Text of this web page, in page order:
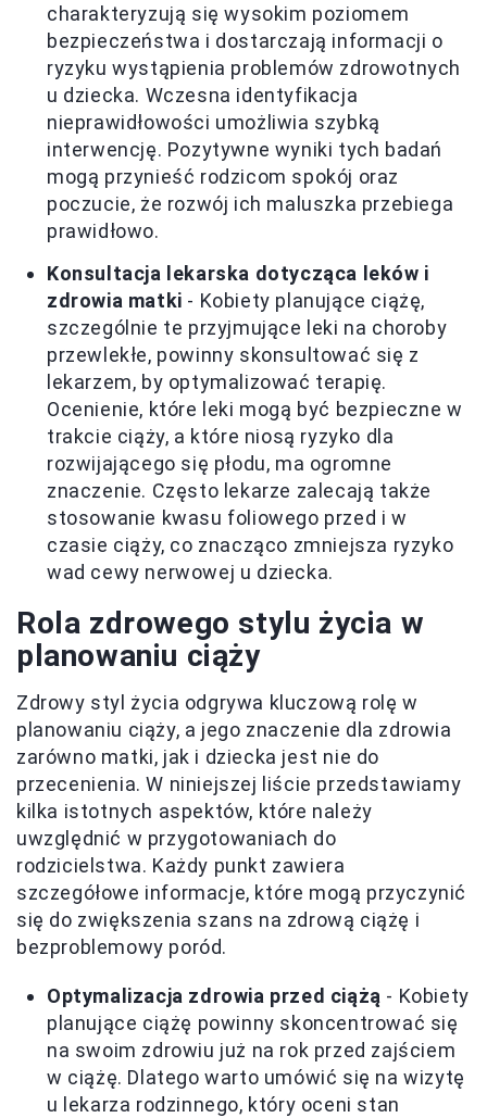
charakteryzują się wysokim poziomem
bezpieczeństwa i dostarczają informacji o
ryzyku wystąpienia problemów zdrowotnych
u dziecka. Wczesna identyfikacja
nieprawidłowości umożliwia szybką
interwencję. Pozytywne wyniki tych badań
mogą przynieść rodzicom spokój oraz
poczucie, że rozwój ich maluszka przebiega
prawidłowo.
Konsultacja lekarska dotycząca leków i
zdrowia matki - Kobiety planujące ciążę,
szczególnie te przyjmujące leki na choroby
przewlekłe, powinny skonsultować się z
lekarzem, by optymalizować terapię.
Ocenienie, które leki mogą być bezpieczne w
trakcie ciąży, a które niosą ryzyko dla
rozwijającego się płodu, ma ogromne
znaczenie. Często lekarze zalecają także
stosowanie kwasu foliowego przed i w
czasie ciąży, co znacząco zmniejsza ryzyko
wad cewy nerwowej u dziecka.
Rola zdrowego stylu życia w
planowaniu ciąży
Zdrowy styl życia odgrywa kluczową rolę w
planowaniu ciąży, a jego znaczenie dla zdrowia
zarówno matki, jak i dziecka jest nie do
przecenienia. W niniejszej liście przedstawiamy
kilka istotnych aspektów, które należy
uwzględnić w przygotowaniach do
rodzicielstwa. Każdy punkt zawiera
szczegółowe informacje, które mogą przyczynić
się do zwiększenia szans na zdrową ciążę i
bezproblemowy poród.
Optymalizacja zdrowia przed ciążą - Kobiety
planujące ciążę powinny skoncentrować się
na swoim zdrowiu już na rok przed zajściem
w ciążę. Dlatego warto umówić się na wizytę
u lekarza rodzinnego, który oceni stan